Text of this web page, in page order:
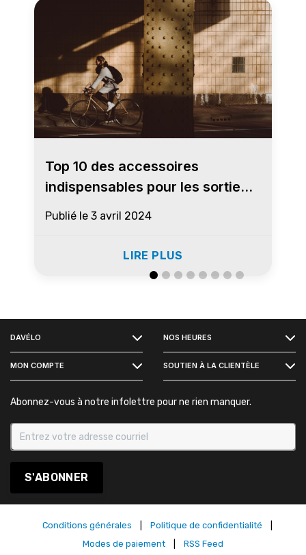
Top 10 des accessoires
indispensables pour les sorties
Publié le 3 avril 2024
LIRE PLUS
DAVÉLO NOS HEURES
MON COMPTE SOUTIEN À LA CLIENTÈLE
Abonnez-vous à notre infolettre pour ne rien manquer.
S'ABONNER
Conditions générales Politique de confidentialité
Modes de paiement
RSS Feed